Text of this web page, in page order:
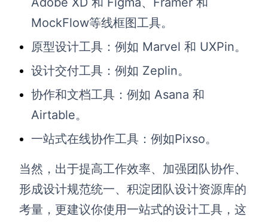
MockFlow等线框图工具。
原型设计工具：例如 Marvel 和 UXPin。
设计交付工具：例如 Zeplin。
协作和文档工具：例如 Asana 和
Airtable。
一站式在线协作工具：例如Pixso。
当然，出于提高工作效率、加强团队协作、
形成设计规范统一、积淀团队设计资源库的
考量，更建议你使用一站式的设计工具，这